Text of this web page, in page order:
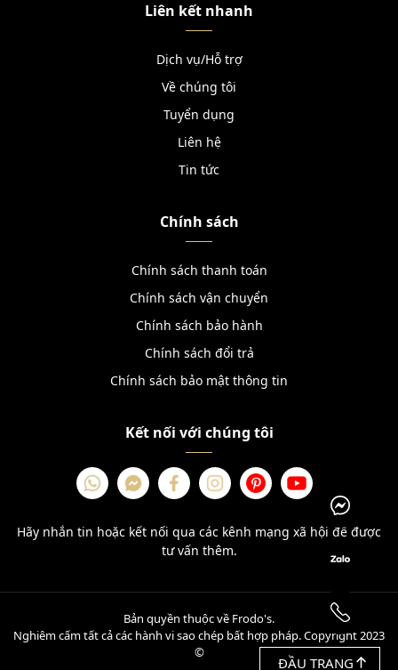
Liên kết nhanh
Dịch vụ/Hỗ trợ
Về chúng tôi
Tuyển dụng
Liên hệ
Tin tức
Chính sách
Chính sách thanh toán
Chính sách vận chuyển
Chính sách bảo hành
Chính sách đổi trả
Chính sách bảo mật thông tin
Kết nối với chúng tôi
Hãy nhắn tin hoặc kết nối qua các kênh mạng xã hội để được
tư vấn thêm.
Bản quyền thuộc về Frodo's.
Nghiêm cấm tất cả các hành vi sao chép bất hợp pháp. Copyright 2023
©
ĐẦU TRANG